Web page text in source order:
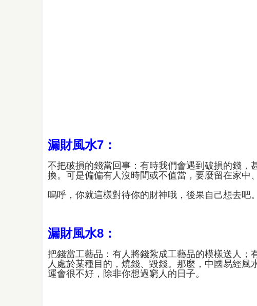
漏財風水7：
不把破損的錢當回事：有時我們會遇到破損的錢
換。可是偏偏有人沒時間或不值當，要麼留在家中
嗚呼，你就這樣對待你的財神哦，後果自己想去吧。
漏財風水8：
把錢當工藝品：有人將錢紮成工藝品的模樣送人
人處於某種目的，燒錢、毀錢。那麼，中國易經
運會很不好，除非你想過窮人的日子。